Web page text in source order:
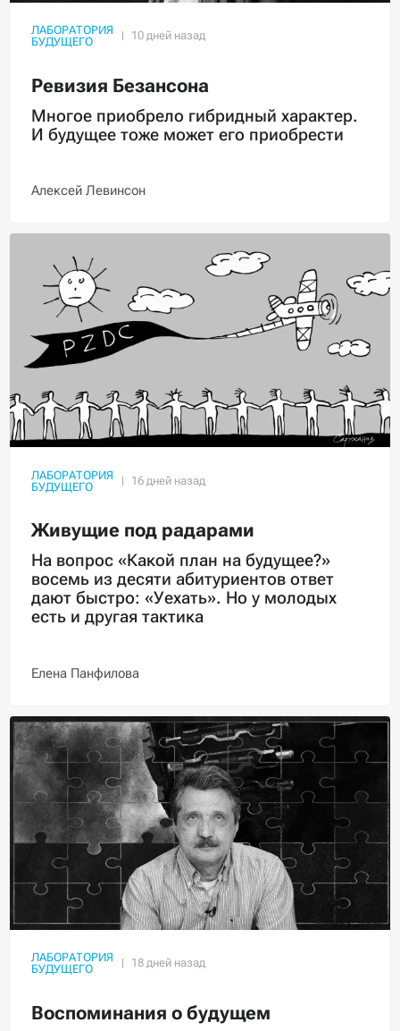
ЛАБОРАТОРИЯ
БУДУЩЕГО
Ревизия Безансона
Многое приобрело гибридный характер.
И будущее тоже может его приобрести
Алексей Левинсон
ЛАБОРАТОРИЯ
БУДУЩЕГО
Живущие под радарами
На вопрос «Какой план на будущее?»
восемь из десяти абитуриентов ответ
дают быстро: «Уехать». Но у молодых
есть и другая тактика
Елена Панфилова
ЛАБОРАТОРИЯ
БУДУЩЕГО
Воспоминания о будущем